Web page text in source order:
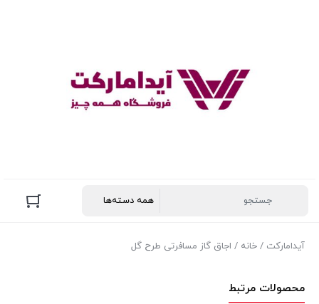
آیدامارکت / خانه / اجاق گاز مسافرتی طرح گل
محصولات مرتبط